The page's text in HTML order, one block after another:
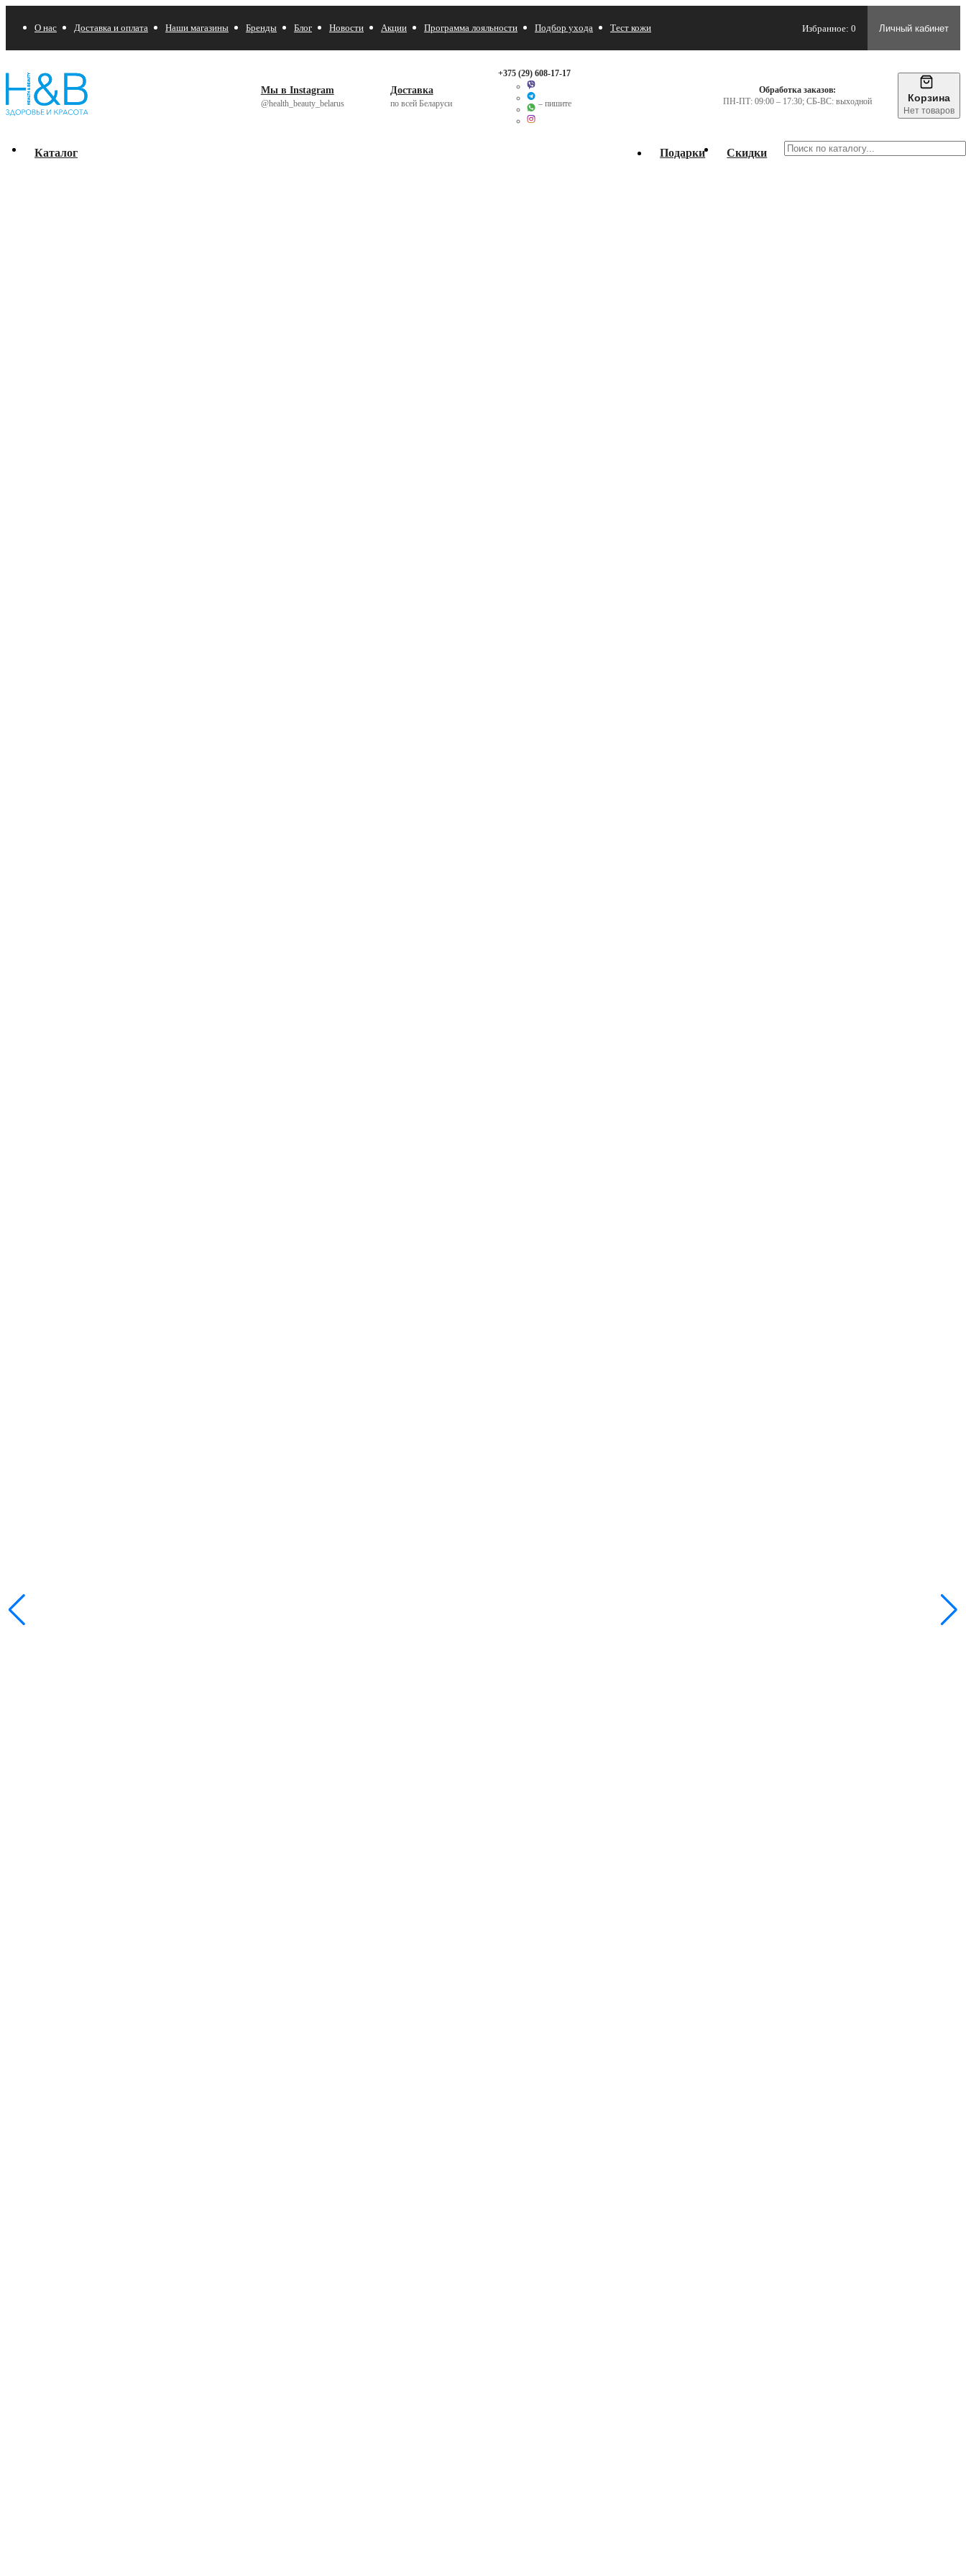
О нас Доставка и оплата Наши магазины Бренды Блог Новости Акции Программа лояльности Подбор ухода Тест кожи Избранное: 0 Личный кабинет
Мы в Instagram
@health_beauty_belarus
Доставка
по всей Беларуси
+375 (29) 608-17-17
– пишите
Обработка заказов:
ПН-ПТ: 09:00 – 17:30; СБ-ВС: выходной
Корзина
Нет товаров
Каталог Подарки Скидки